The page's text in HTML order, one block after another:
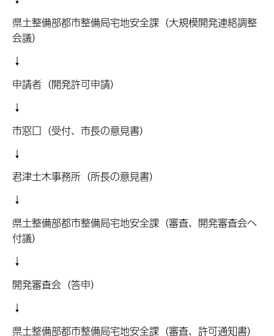
県土整備部都市整備局宅地安全課（大規模開発連絡調整
会議）
↓
申請者（開発許可申請）
↓
市窓口（受付、市長の意見書）
↓
君津土木事務所（所長の意見書）
↓
県土整備部都市整備局宅地安全課（審査、開発審査会へ
付議）
↓
開発審査会（答申）
↓
県土整備部都市整備局宅地安全課（審査、許可通知書）